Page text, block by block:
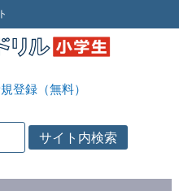
登録（無料）